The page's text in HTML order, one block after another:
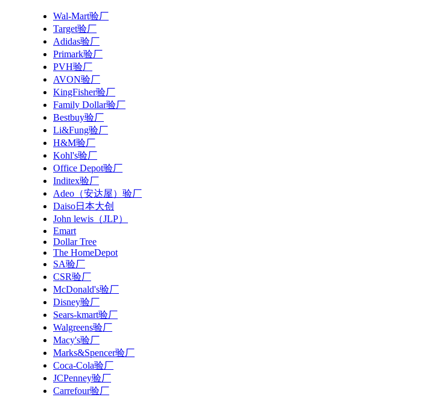
Wal-Mart验厂
Target验厂
Adidas验厂
Primark验厂
PVH验厂
AVON验厂
KingFisher验厂
Family Dollar验厂
Bestbuy验厂
Li&Fung验厂
H&M验厂
Kohl's验厂
Office Depot验厂
Inditex验厂
Adeo（安达屋）验厂
Daiso日本大创
John lewis（JLP）
Emart
Dollar Tree
The HomeDepot
SA验厂
CSR验厂
McDonald's验厂
Disney验厂
Sears-kmart验厂
Walgreens验厂
Macy's验厂
Marks&Spencer验厂
Coca-Cola验厂
JCPenney验厂
Carrefour验厂